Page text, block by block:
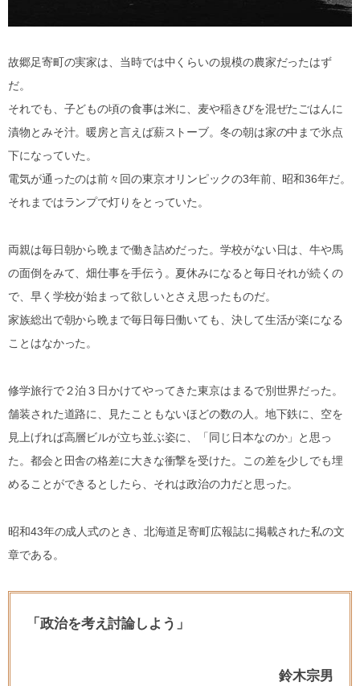
故郷足寄町の実家は、当時では中くらいの規模の農家だったはず
だ。
それでも、子どもの頃の食事は米に、麦や稲きびを混ぜたごはんに
漬物とみそ汁。暖房と言えば薪ストーブ。冬の朝は家の中まで氷点
下になっていた。
電気が通ったのは前々回の東京オリンピックの3年前、昭和36年だ。
それまではランプで灯りをとっていた。
両親は毎日朝から晩まで働き詰めだった。学校がない日は、牛や馬
の面倒をみて、畑仕事を手伝う。夏休みになると毎日それが続くの
で、早く学校が始まって欲しいとさえ思ったものだ。
家族総出で朝から晩まで毎日毎日働いても、決して生活が楽になる
ことはなかった。
修学旅行で２泊３日かけてやってきた東京はまるで別世界だった。
舗装された道路に、見たこともないほどの数の人。地下鉄に、空を
見上げれば高層ビルが立ち並ぶ姿に、「同じ日本なのか」と思っ
た。都会と田舎の格差に大きな衝撃を受けた。この差を少しでも埋
めることができるとしたら、それは政治の力だと思った。
昭和43年の成人式のとき、北海道足寄町広報誌に掲載された私の文
章である。
「政治を考え討論しよう」
鈴木宗男